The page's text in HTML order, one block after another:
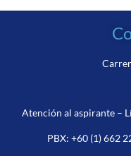
Atención al aspirante –
PBX: +60 (1) 662